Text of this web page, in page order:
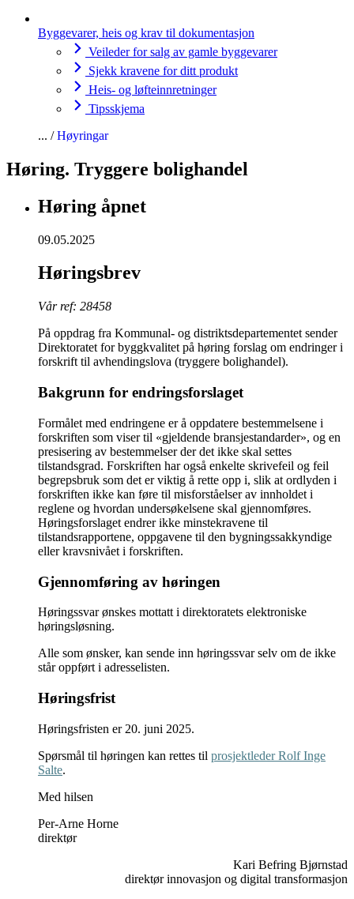
Byggevarer, heis og krav til dokumentasjon
Veileder for salg av gamle byggevarer
Sjekk kravene for ditt produkt
Heis- og løfteinnretninger
Tipsskjema
Høyringar
Høring. Tryggere bolighandel
Høring åpnet
09.05.2025
Høringsbrev
Vår ref: 28458
På oppdrag fra Kommunal- og distriktsdepartementet sender
Direktoratet for byggkvalitet på høring forslag om endringer i
forskrift til avhendingslova (tryggere bolighandel).
Bakgrunn for endringsforslaget
Formålet med endringene er å oppdatere bestemmelsene i
forskriften som viser til «gjeldende bransjestandarder», og en
presisering av bestemmelser der det ikke skal settes
tilstandsgrad. Forskriften har også enkelte skrivefeil og feil
begrepsbruk som det er viktig å rette opp i, slik at ordlyden i
forskriften ikke kan føre til misforståelser av innholdet i
reglene og hvordan undersøkelsene skal gjennomføres.
Høringsforslaget endrer ikke minstekravene til
tilstandsrapportene, oppgavene til den bygningssakkyndige
eller kravsnivået i forskriften.
Gjennomføring av høringen
Høringssvar ønskes mottatt i direktoratets elektroniske
høringsløsning.
Alle som ønsker, kan sende inn høringssvar selv om de ikke
står oppført i adresselisten.
Høringsfrist
Høringsfristen er 20. juni 2025.
Spørsmål til høringen kan rettes til prosjektleder Rolf Inge
Salte.
Med hilsen
Per-Arne Horne
direktør
Kari Befring Bjørnstad
direktør innovasjon og digital transformasjon